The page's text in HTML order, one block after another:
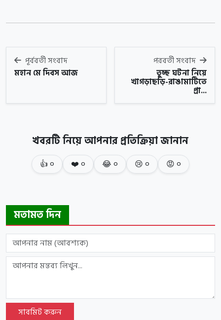
পূর্ববর্তী সংবাদ
মহান মে দিবস আজ
পরবর্তী সংবাদ
তুচ্ছ ঘটনা নিয়ে
খাগড়াছড়ি-রাঙামাটিতে
প্রা...
খবরটি নিয়ে আপনার প্রতিক্রিয়া জানান
👍০ ❤️০ 😂০ 😢০ 😡০
মতামত দিন
সাবমিট করুন